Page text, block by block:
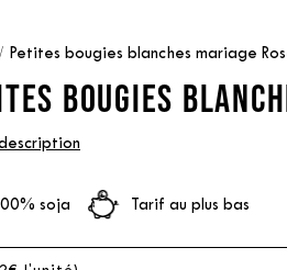
Petites bougies blanches mariage
BOUGIES
soja Tarif au plus bas